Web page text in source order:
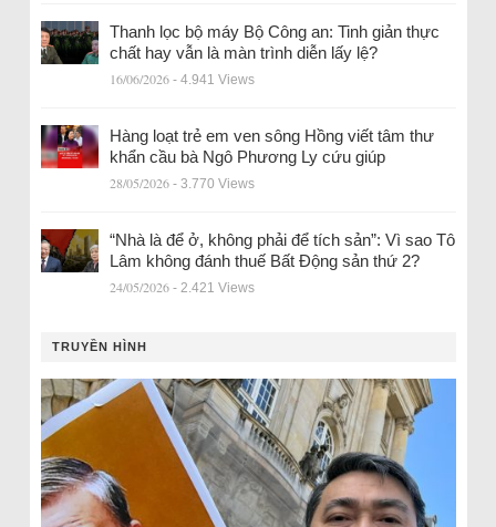
Thanh lọc bộ máy Bộ Công an: Tinh giản thực
chất hay vẫn là màn trình diễn lấy lệ?
16/06/2026 - 4.941 Views
Hàng loạt trẻ em ven sông Hồng viết tâm thư
khẩn cầu bà Ngô Phương Ly cứu giúp
28/05/2026 - 3.770 Views
“Nhà là để ở, không phải để tích sản”: Vì sao Tô
Lâm không đánh thuế Bất Động sản thứ 2?
24/05/2026 - 2.421 Views
TRUYỀN HÌNH